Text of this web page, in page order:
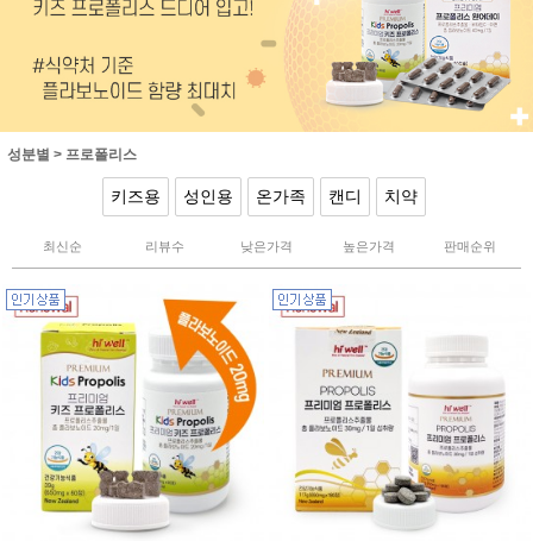
성분별 > 프로폴리스
키즈용 성인용 온가족 캔디 치약
최신순 리뷰수 낮은가격 높은가격 판매순위